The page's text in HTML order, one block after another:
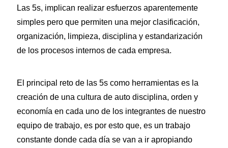
Las 5s, implican realizar esfuerzos aparentemente
simples pero que permiten una mejor clasificación,
organización, limpieza, disciplina y estandarización
de los procesos internos de cada empresa.
El principal reto de las 5s como herramientas es la
creación de una cultura de auto disciplina, orden y
economía en cada uno de los integrantes de nuestro
equipo de trabajo, es por esto que, es un trabajo
constante donde cada día se van a ir apropiando